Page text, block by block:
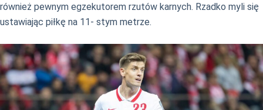
również pewnym egzekutorem rzutów karnych. Rzadko myli się
ustawiając piłkę na 11- stym metrze.